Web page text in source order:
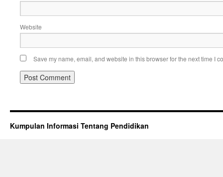
Website
Save my name, email, and website in this browser for the next time I
Kumpulan Informasi Tentang Pendidikan